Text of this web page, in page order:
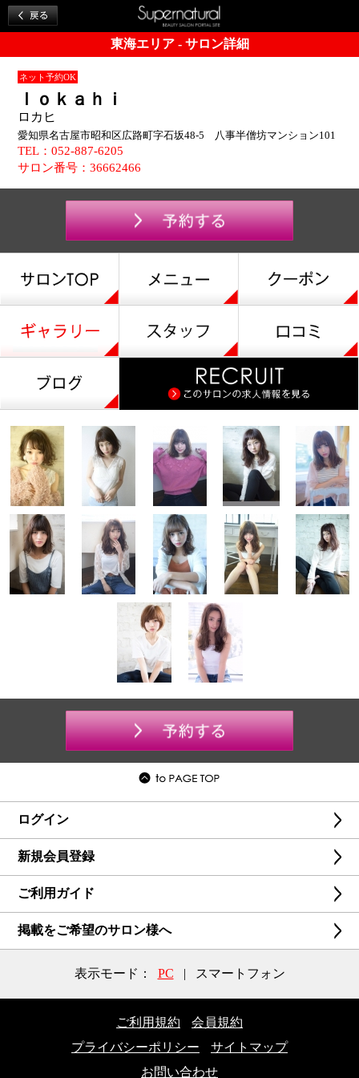
東海エリア - サロン詳細
ネット予約OK
ｌｏｋａｈｉ
ロカヒ
愛知県名古屋市昭和区広路町字石坂48-5 八事半僧坊マンション101
TEL：052-887-6205
サロン番号：36662466
ログイン
新規会員登録
ご利用ガイド
掲載をご希望のサロン様へ
表示モード： PC | スマートフォン
ご利用規約
会員規約
プライバシーポリシー
サイトマップ
お問い合わせ